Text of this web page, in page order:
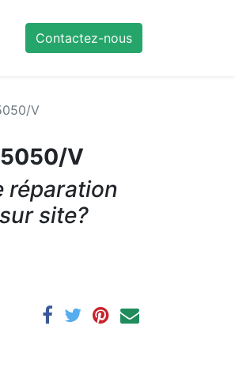
Contactez-nous
V
V
réparation
site?